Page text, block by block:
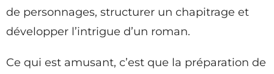
de personnages, structurer un chapitrage et
développer l’intrigue d’un roman.
Ce qui est amusant, c’est que la préparation de